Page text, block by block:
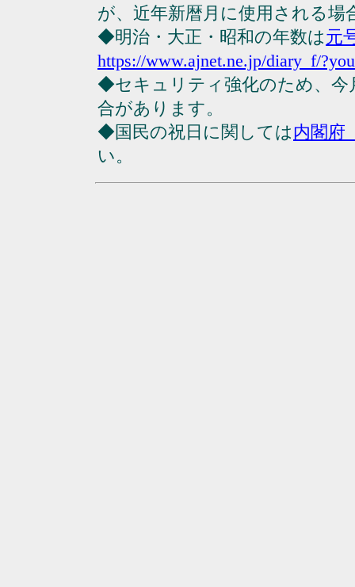
が、近年新暦月に使用される場
◆明治・大正・昭和の年数は元
https://www.ajnet.ne.jp/diary_f/
◆セキュリティ強化のため、今
合があります。
◆国民の祝日に関しては内閣府
い。